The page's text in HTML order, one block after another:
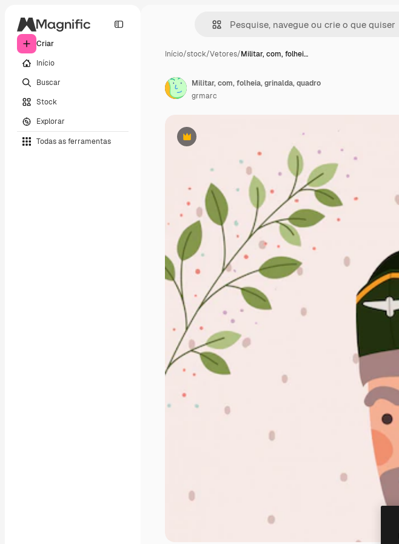
Criar
Início
Buscar
Stock
Explorar
Todas as ferramentas
Início/stock/Vetores/Militar, com, folhei…
Premium
Militar, com, folheia, grinalda, quadro
grmarc